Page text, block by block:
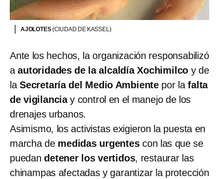
AJOLOTES(CIUDAD DE KASSEL)
Ante los hechos, la organización responsabilizó
aautoridades de la alcaldía Xochimilco y de
laSecretaría del Medio Ambiente por lafalta
de vigilanciay control en el manejo de los
drenajes urbanos.
Asimismo, los activistas exigieron la puesta en
marcha de medidas urgentescon las que se
puedandetener los vertidos, restaurar las
chinampas afectadas y garantizar la protección